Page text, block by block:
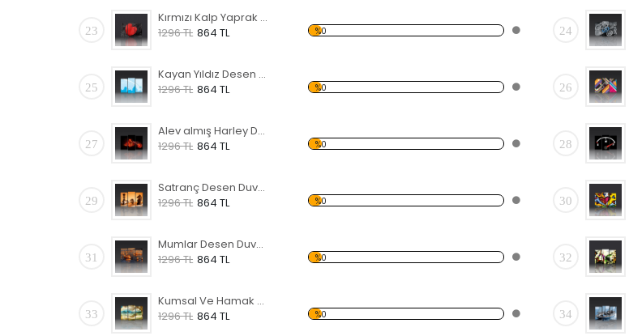
23
Kırmızı Kalp Yaprak Desen Duvar Panosu
1296 TL 864 TL %0 24
25
Kayan Yıldız Desen Duvar Panosu
1296 TL 864 TL %0 26
27
Alev almış Harley Davidson Forex Tablo
1296 TL 864 TL %0 28
29
Satranç Desen Duvar Panosu
1296 TL 864 TL %0 30
31
Mumlar Desen Duvar Panosu
1296 TL 864 TL %0 32
33
Kumsal Ve Hamak Desen Duvar Panosu
1296 TL 864 TL %0 34